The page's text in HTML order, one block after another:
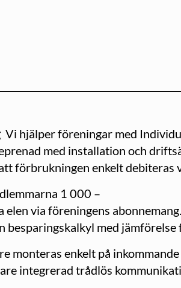
Vi hjälper föreningar med
med installation och
förbrukningen enkelt debiteras
1 000 –
elen via föreningens
med
monteras enkelt på
integrerad trådlös